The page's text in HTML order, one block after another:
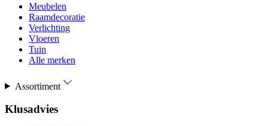
Meubelen
Raamdecoratie
Verlichting
Vloeren
Tuin
Alle merken
Assortiment
Klusadvies